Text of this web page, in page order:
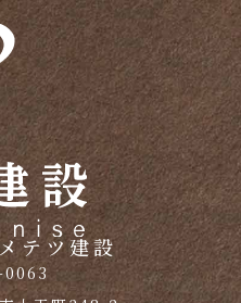
テツ建設
0063